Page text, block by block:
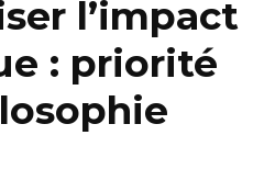
l’impact
: priorité